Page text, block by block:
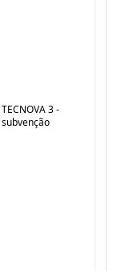
TECNOVA 3 -
subvenção